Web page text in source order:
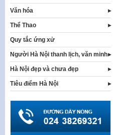
Văn hóa
Thể Thao
Quy tắc ứng xử
Người Hà Nội thanh lịch, văn minh
Hà Nội đẹp và chưa đẹp
Tiêu điểm Hà Nội